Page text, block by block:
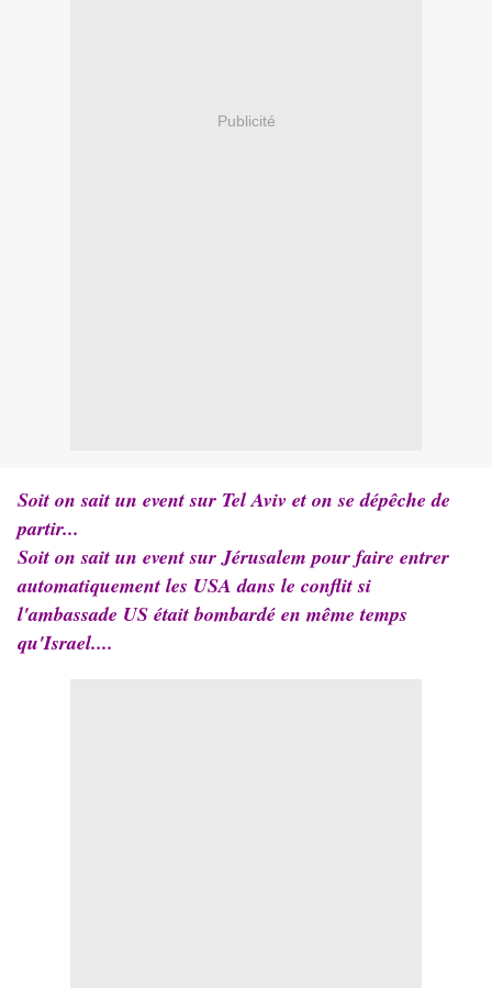
Publicité
Soit on sait un event sur Tel Aviv et on se dépêche de
partir...
Soit on sait un event sur Jérusalem pour faire entrer
automatiquement les USA dans le conflit si
l'ambassade US était bombardé en même temps
qu'Israel....